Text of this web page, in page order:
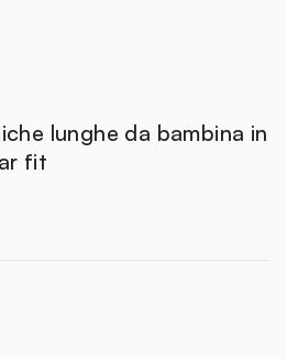
lunghe da bambina in
fit